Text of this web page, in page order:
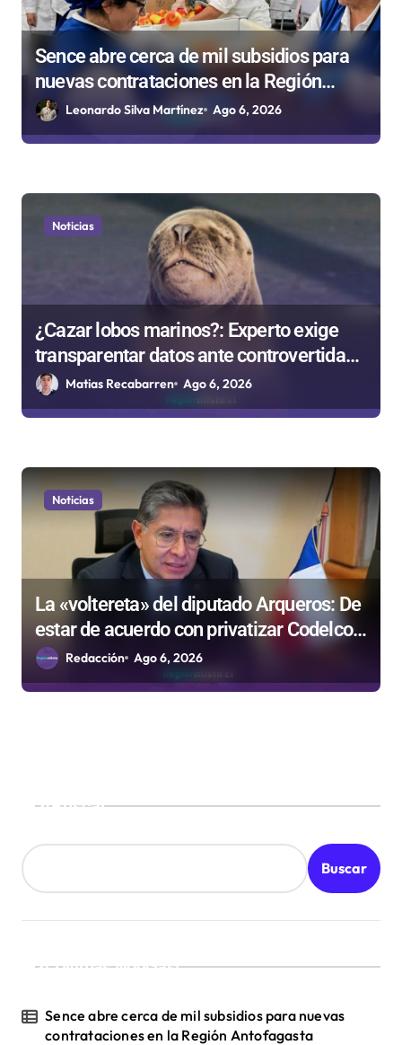
t
a
a
Sence abre cerca de mil subsidios para
nuevas contrataciones en la Región
Antofagasta
Leonardo Silva Martínez Ago 6, 2026
Noticias
¿Cazar lobos marinos?: Experto exige
transparentar datos ante controvertida
medida que evalúa el Gobierno
Matias Recabarren Ago 6, 2026
Noticias
La «voltereta» del diputado Arqueros: De
estar de acuerdo con privatizar Codelco a
defender una empresa 100% estatal
Redacción Ago 6, 2026
Buscar
Buscar
¡Ultimas Noticias!
Sence abre cerca de mil subsidios para nuevas
contrataciones en la Región Antofagasta